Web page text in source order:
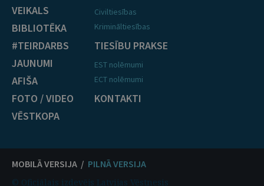
VEIKALS
BIBLIOTĒKA
#TEIRDARBS
JAUNUMI
AFIŠA
FOTO / VIDEO
VĒSTKOPA
Civiltiesības
Krimināltiesības
TIESĪBU PRAKSE
EST nolēmumi
ECT nolēmumi
KONTAKTI
MOBILĀ VERSIJA / PILNĀ VERSIJA
© Oficiālais izdevējs Latvijas Vēstnesis